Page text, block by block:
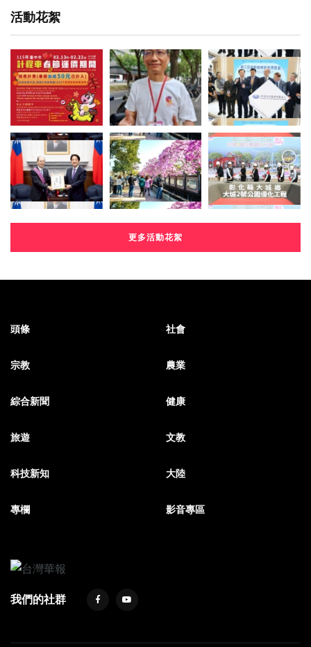
活動花絮
更多活動花絮
頭條 社會
宗教 農業
綜合新聞 健康
旅遊 文教
科技新知 大陸
專欄 影音專區
我們的社群